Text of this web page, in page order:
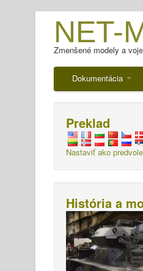
NET-
Zmenšené modely a
Dokumentácia
Preklad
Nastaviť ako
História a